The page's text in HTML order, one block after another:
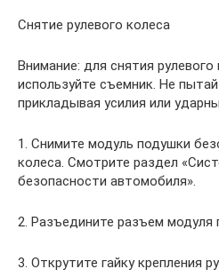
Снятие рулевого колеса
Внимание: для снятия
используйте съемник. Не
прикладывая усилия или
1. Снимите модуль подушки
колеса. Смотрите раздел
безопасности автомобиля».
2. Разъедините разъем модуля
3. Открутите гайку крепления